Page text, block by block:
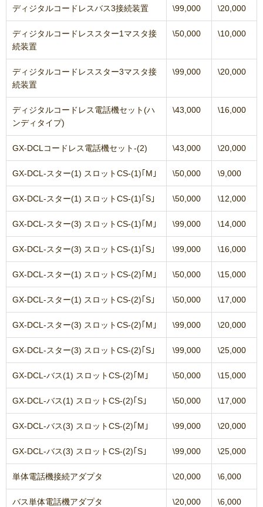
ディジタルコードレスバス3接続装置 \99,000 \20,000
ディジタルコードレススター1マスタ接
続装置
\50,000 \10,000
ディジタルコードレススター3マスタ接
続装置
\99,000 \20,000
ディジタルコードレス電話機セット(ハ
ンディタイプ)
\43,000 \16,000
GX-DCLコードレス電話機セット-(2) \43,000 \20,000
GX-DCL-スター(1) スロットCS-(1)｢M｣ \50,000 \9,000
GX-DCL-スター(1) スロットCS-(1)｢S｣ \50,000 \12,000
GX-DCL-スター(3) スロットCS-(1)｢M｣ \99,000 \14,000
GX-DCL-スター(3) スロットCS-(1)｢S｣ \99,000 \16,000
GX-DCL-スター(1) スロットCS-(2)｢M｣ \50,000 \15,000
GX-DCL-スター(1) スロットCS-(2)｢S｣ \50,000 \17,000
GX-DCL-スター(3) スロットCS-(2)｢M｣ \99,000 \20,000
GX-DCL-スター(3) スロットCS-(2)｢S｣ \99,000 \25,000
GX-DCL-バス(1) スロットCS-(2)｢M｣ \50,000 \15,000
GX-DCL-バス(1) スロットCS-(2)｢S｣ \50,000 \17,000
GX-DCL-バス(3) スロットCS-(2)｢M｣ \99,000 \20,000
GX-DCL-バス(3) スロットCS-(2)｢S｣ \99,000 \25,000
単体電話機接続アダプタ \20,000 \6,000
バス単体電話機アダプタ \20,000 \6,000